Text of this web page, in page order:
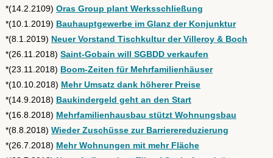
*(14.2.2109) Oras Group plant Werksschließung
*(10.1.2019) Bauhauptgewerbe im Glanz der Konjunktur
*(8.1.2019) Neuer Vorstand Tischkultur der Villeroy & Boch
*(26.11.2018) Saint-Gobain will SGBDD verkaufen
*(23.11.2018) Boom-Zeiten für Mehrfamilienhäuser
*(10.10.2018) Mehr Umsatz dank höherer Preise
*(14.9.2018) Baukindergeld geht an den Start
*(16.8.2018) Mehrfamilienhausbau stützt Wohnungsbau
*(8.8.2018) Wieder Zuschüsse zur Barrierereduzierung
*(26.7.2018) Mehr Wohnungen mit mehr Fläche